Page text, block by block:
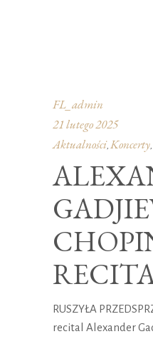
FL_admin
21 lutego 2025
Aktualności, Koncerty,
RUSZYŁA
recital Alexander